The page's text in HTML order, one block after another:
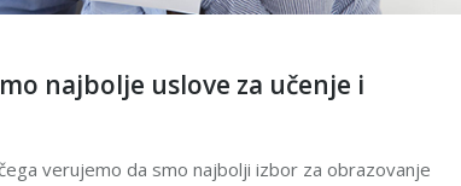
najbolje uslove za učenje i
verujemo da smo najbolji izbor za obrazovanje